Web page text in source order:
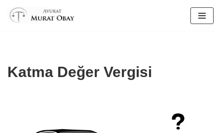
Katma Değer Vergisi